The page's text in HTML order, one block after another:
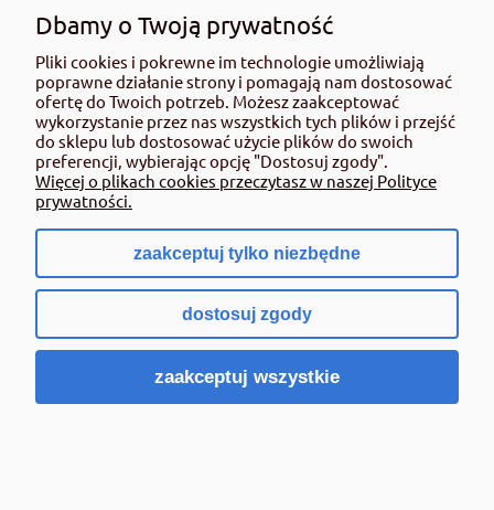
Insektycydy kontaktowe i systemiczne –
preparaty, które działają na różnych zasadach.
Insektycydy kontaktowe eliminują mączliki po
bezpośrednim kontakcie, natomiast systemiczne są
wchłaniane przez rośliny, przez co działają
długoterminowo.
Preparaty biologiczne –Dla klientów preferujących
ekologiczne metody ochrony oferujemy skuteczne
preparaty oparte na organizmach naturalnych, które
skutecznie zwalczają mączliki bez szkodzenia innym
pożytecznym owadom.
Fertygacja i nawozy –Proponujemy produkty, które
wzmacniają odporność roślin, czyniąc je mniej
podejście pozwala na utrzymanie zdrowego
ekosystemu w ogrodzie.
Dzięki szerokiemuasortymentowi środków ochrony roślin
na mączlika(środków owadobójczych, czyliinsektycydów),
Dbamy o Twoją prywatność
Pliki cookies i pokrewne im technologie umożliwiają
poprawne działanie strony i pomagają nam dostosować
ofertę do Twoich potrzeb. Możesz zaakceptować
wykorzystanie przez nas wszystkich tych plików i przejść
do sklepu lub dostosować użycie plików do swoich
preferencji, wybierając opcję "Dostosuj zgody".
Więcej o plikach cookies przeczytasz w naszej Polityce
prywatności.
zaakceptuj tylko niezbędne
dostosuj zgody
zaakceptuj wszystkie